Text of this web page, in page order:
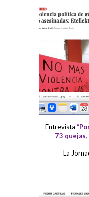
Entrevista
73
La